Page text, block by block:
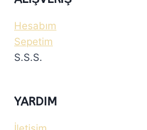
Hesabım
Sepetim
S.S.S.
YARDIM